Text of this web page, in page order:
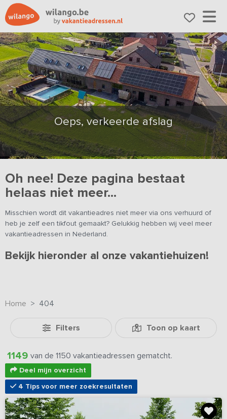
Oeps, verkeerde afslag
Oh nee! Deze pagina bestaat
helaas niet meer...
Misschien wordt dit vakantieadres niet meer via ons verhuurd of
heb je zelf een tikfout gemaakt? Gelukkig hebben wij veel meer
vakantieadressen in Nederland.
Bekijk hieronder al onze vakantiehuizen!
Home 404
Filters Toon op kaart
1149 van de 1150 vakantieadressen gematcht.
Deel mijn overzicht
4 Tips voor meer zoekresultaten